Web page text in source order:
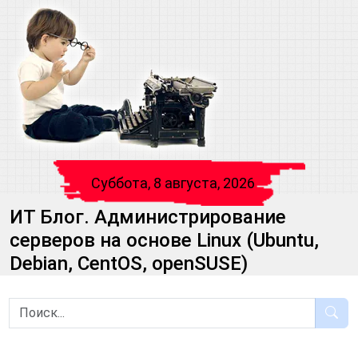
Суббота, 8 августа, 2026
ИТ Блог. Администрирование
серверов на основе Linux (Ubuntu,
Debian, CentOS, openSUSE)